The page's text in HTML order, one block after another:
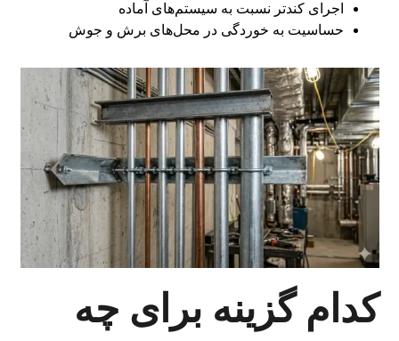
اجرای کندتر نسبت به سیستم‌های آماده
حساسیت به خوردگی در محل‌های برش و جوش
کدام گزینه برای چه